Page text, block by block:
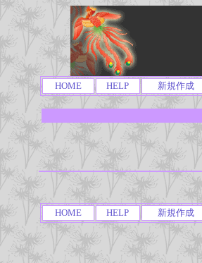
HOME HELP 新規作成
HOME HELP 新規作成